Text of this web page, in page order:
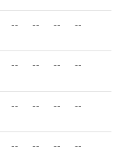
-- -- -- --
-- -- -- --
-- -- -- --
-- -- -- --